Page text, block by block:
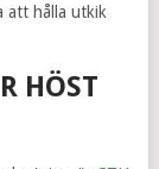
att hålla utkik
HÖST